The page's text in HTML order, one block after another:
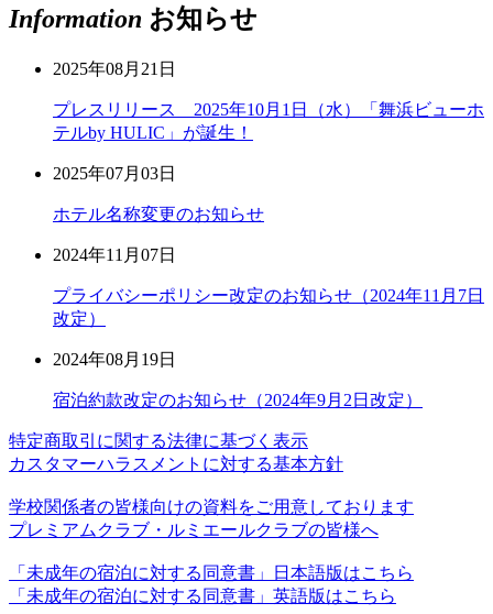
Information お知らせ
2025年08月21日
プレスリリース 2025年10月1日（水）「舞浜ビューホ
テルby HULIC」が誕生！
2025年07月03日
ホテル名称変更のお知らせ
2024年11月07日
プライバシーポリシー改定のお知らせ（2024年11月7日
改定）
2024年08月19日
宿泊約款改定のお知らせ（2024年9月2日改定）
特定商取引に関する法律に基づく表示
カスタマーハラスメントに対する基本方針
学校関係者の皆様向けの資料をご用意しております
プレミアムクラブ・ルミエールクラブの皆様へ
「未成年の宿泊に対する同意書」日本語版はこちら
「未成年の宿泊に対する同意書」英語版はこちら